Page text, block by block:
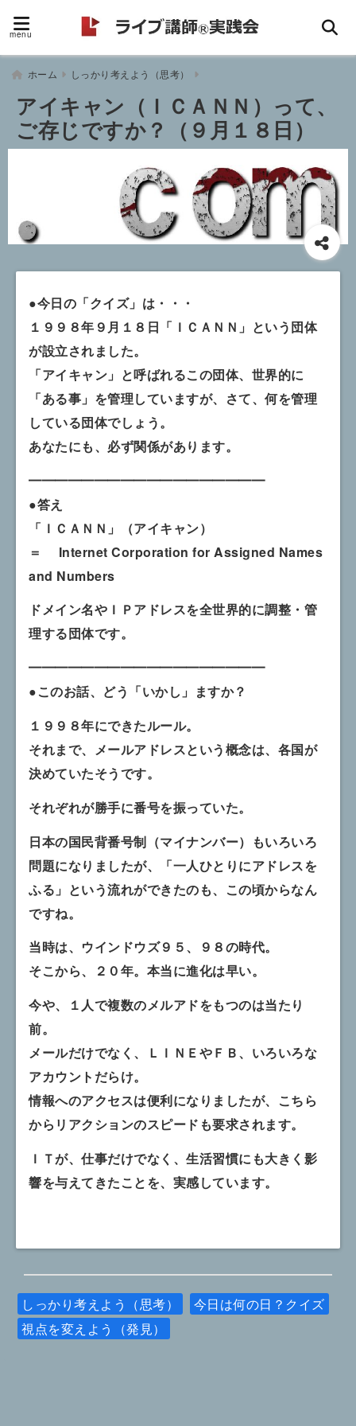
menu
ホーム しっかり考えよう（思考）
アイキャン（ＩＣＡＮＮ）って、
ご存じですか？（９月１８日）
●今日の「クイズ」は・・・
１９９８年９月１８日「ＩＣＡＮＮ」という団体
が設立されました。
「アイキャン」と呼ばれるこの団体、世界的に
「ある事」を管理していますが、さて、何を管理
している団体でしょう。
あなたにも、必ず関係があります。
━━━━━━━━━━━━━━━━━━
●答え
「ＩＣＡＮＮ」（アイキャン）
＝ Internet Corporation for Assigned Names
and Numbers
ドメイン名やＩＰアドレスを全世界的に調整・管
理する団体です。
━━━━━━━━━━━━━━━━━━
●このお話、どう「いかし」ますか？
１９９８年にできたルール。
それまで、メールアドレスという概念は、各国が
決めていたそうです。
それぞれが勝手に番号を振っていた。
日本の国民背番号制（マイナンバー）もいろいろ
問題になりましたが、「一人ひとりにアドレスを
ふる」という流れができたのも、この頃からなん
ですね。
当時は、ウインドウズ９５、９８の時代。
そこから、２０年。本当に進化は早い。
今や、１人で複数のメルアドをもつのは当たり
前。
メールだけでなく、ＬＩＮＥやＦＢ、いろいろな
アカウントだらけ。
情報へのアクセスは便利になりましたが、こちら
からリアクションのスピードも要求されます。
ＩＴが、仕事だけでなく、生活習慣にも大きく影
響を与えてきたことを、実感しています。
しっかり考えよう（思考）
今日は何の日？クイズ
視点を変えよう（発見）